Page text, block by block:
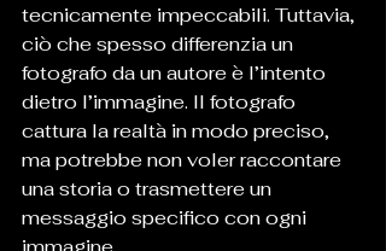
tecnicamente impeccabili. Tuttavia,
ciò che spesso differenzia un
fotografo da un autore è l’intento
dietro l’immagine. Il fotografo
cattura la realtà in modo preciso,
ma potrebbe non voler raccontare
una storia o trasmettere un
messaggio specifico con ogni